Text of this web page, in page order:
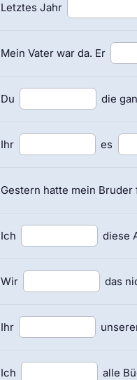
Letztes Jahr
Mein Vater war da. Er
Du die
Ihr es
Gestern hatte mein Bruder
Ich diese
Wir das
Ihr
Ich alle